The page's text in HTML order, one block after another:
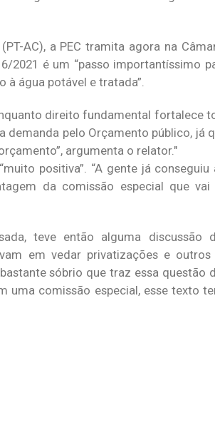
AC), a PEC tramita agora na
2021 é um “passo importantíssimo
à água potável e tratada”.
direito fundamental fortalece
pelo Orçamento público, já
argumenta o relator.
positiva”. “A gente já
da comissão especial que
teve então alguma discussão
em vedar privatizações e
sóbrio que traz essa questão
uma comissão especial, esse texto